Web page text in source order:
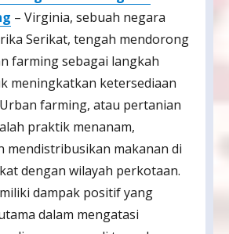
– Virginia, sebuah negara
Serikat, tengah mendorong
farming sebagai langkah
meningkatkan ketersediaan
farming, atau pertanian
praktik menanam,
mendistribusikan makanan di
dengan wilayah perkotaan.
dampak positif yang
dalam mengatasi